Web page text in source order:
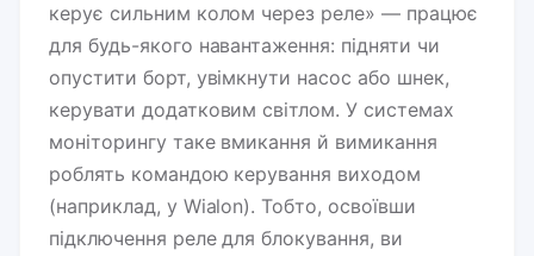
керує сильним колом через реле» — працює
для будь-якого навантаження: підняти чи
опустити борт, увімкнути насос або шнек,
керувати додатковим світлом. У системах
моніторингу таке вмикання й вимикання
роблять командою керування виходом
(наприклад, у Wialon). Тобто, освоївши
підключення реле для блокування, ви